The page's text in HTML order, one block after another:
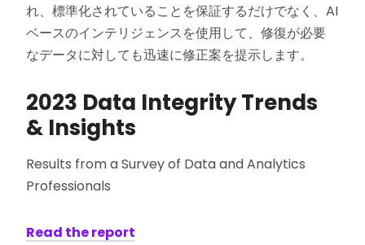
れ、標準化されていることを保証するだけでなく、AI
ベースのインテリジェンスを使用して、修復が必要
なデータに対しても迅速に修正案を提示します。
2023 Data Integrity Trends
& Insights
Results from a Survey of Data and Analytics
Professionals
Read the report